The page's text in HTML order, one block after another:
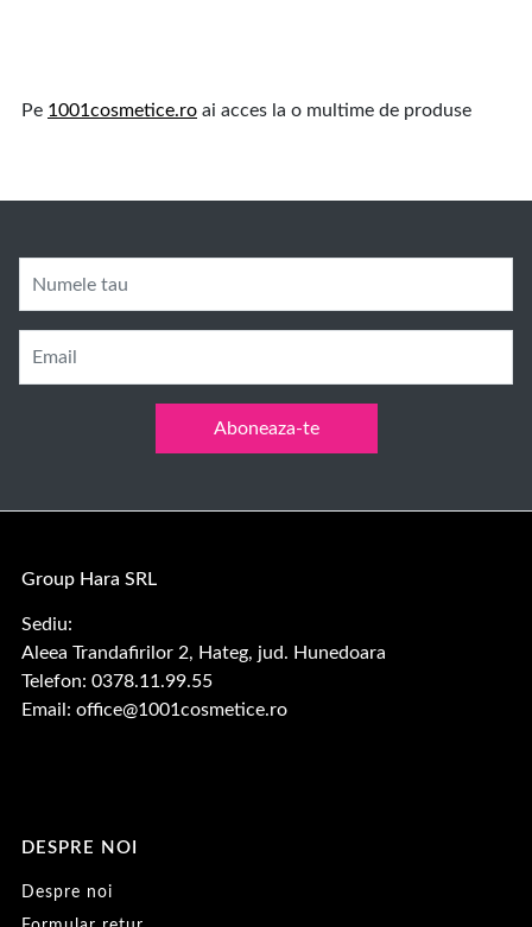
Pe 1001cosmetice.ro ai acces la o multime de produse
Numele tau
Email
Aboneaza-te
Group Hara SRL
Sediu:
Aleea Trandafirilor 2, Hateg, jud. Hunedoara
Telefon: 0378.11.99.55
Email: office@1001cosmetice.ro
DESPRE NOI
Despre noi